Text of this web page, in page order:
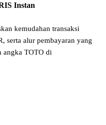
Instan
kemudahan transaksi
serta alur pembayaran yang
angka TOTO di